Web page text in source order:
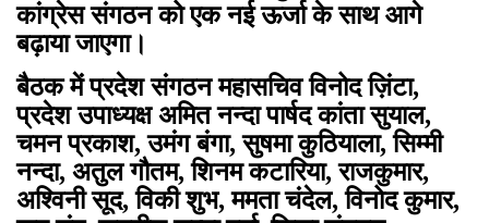
कांग्रेस संगठन को एक नई ऊर्जा के साथ आगे
बढ़ाया जाएगा।
बैठक में प्रदेश संगठन महासचिव विनोद ज़िंटा,
प्रदेश उपाध्यक्ष अमित नन्दापार्षद कांता सुयाल,
चमन प्रकाश, उमंग बंगा, सुषमा कुठियाला, सिम्मी
नन्दा, अतुल गौतम, शिनम कटारिया, राजकुमार,
अश्विनी सूद, विकी शुभ, ममता चंदेल, विनोद कुमार,